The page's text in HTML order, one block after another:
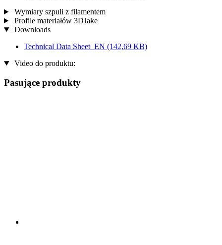
Wymiary szpuli z filamentem
Profile materiałów 3DJake
Downloads
Technical Data Sheet_EN (142,69 KB)
Video do produktu:
Pasujące produkty